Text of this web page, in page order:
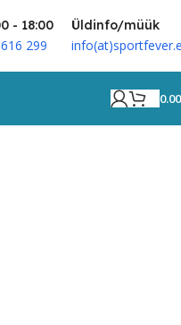
- 18:00
299
Üldinfo/müük